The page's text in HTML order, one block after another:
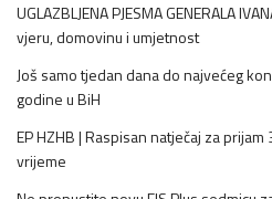
UGLAZBLJENA PJESMA GENERALA
vjeru, domovinu i umjetnost
Još samo tjedan dana do najvećeg
godine u BiH
EP HZHB | Raspisan natječaj za
vrijeme